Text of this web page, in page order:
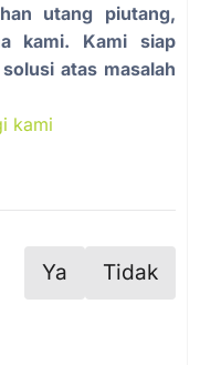
utang piutang,
kami. Kami siap
atas masalah
kami
Ya Tidak